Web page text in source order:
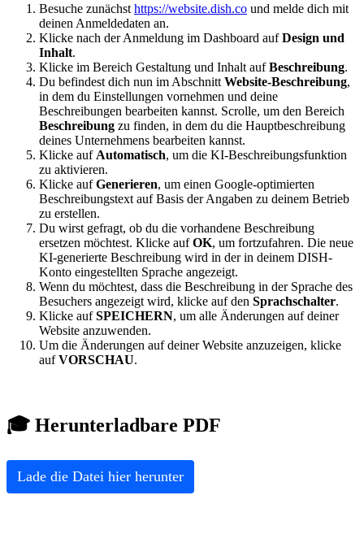
Besuche zunächst https://website.dish.co und melde dich mit
deinen Anmeldedaten an.
Klicke nach der Anmeldung im Dashboard aufDesign und
Inhalt.
Klicke im Bereich Gestaltung und Inhalt aufBeschreibung.
Du befindest dich nun im Abschnitt Website-Beschreibung,
in dem du Einstellungen vornehmen und deine
Beschreibungen bearbeiten kannst. Scrolle, um den Bereich
Beschreibung zu finden, in dem du die Hauptbeschreibung
deines Unternehmens bearbeiten kannst.
Klicke auf Automatisch, um die KI-Beschreibungsfunktion
zu aktivieren.
Klicke aufGenerieren, um einen Google-optimierten
Beschreibungstext auf Basis der Angaben zu deinem Betrieb
zu erstellen.
Du wirst gefragt, ob du die vorhandene Beschreibung
ersetzen möchtest. Klicke aufOK, um fortzufahren. Die neue
KI-generierte Beschreibung wird in der in deinem DISH-
Konto eingestellten Sprache angezeigt.
Wenn du möchtest, dass die Beschreibung in der Sprache des
Besuchers angezeigt wird, klicke auf den Sprachschalter.
Klicke aufSPEICHERN, um alle Änderungen auf deiner
Website anzuwenden.
Um die Änderungen auf deiner Website anzuzeigen, klicke
aufVORSCHAU.
🎓 Herunterladbare PDF
Lade die Datei hier herunter